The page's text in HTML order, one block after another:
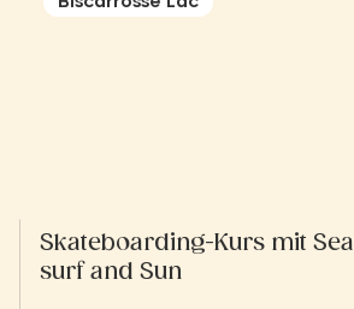
Skateboarding-Kurs mit Sea
surf and Sun